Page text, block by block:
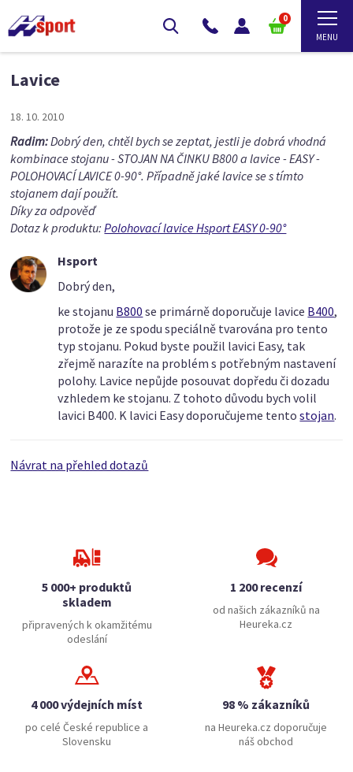
0
Lavice
18. 10. 2010
Radim:Dobrý den, chtěl bych se zeptat, jestli je dobrá vhodná
kombinace stojanu - STOJAN NA ČINKU B800 a lavice - EASY -
POLOHOVACÍ LAVICE 0-90°. Případně jaké lavice se s tímto
stojanem dají použít.
Díky za odpověď
Dotaz k produktu:Polohovací lavice Hsport EASY 0-90°
Hsport
Dobrý den,
ke stojanu B800 se primárně doporučuje lavice B400,
protože je ze spodu speciálně tvarována pro tento
typ stojanu. Pokud byste použil lavici Easy, tak
zřejmě narazíte na problém s potřebným nastavení
polohy. Lavice nepůjde posouvat dopředu či dozadu
vzhledem ke stojanu. Z tohoto důvodu bych volil
lavici B400. K lavici Easy doporučujeme tentostojan.
Návrat na přehled dotazů
5 000+ produktů
skladem
připravených k okamžitému
odeslání
1 200 recenzí
od našich zákazníků na
Heureka.cz
4 000 výdejních míst
po celé České republice a
Slovensku
98 % zákazníků
na Heureka.cz doporučuje
náš obchod